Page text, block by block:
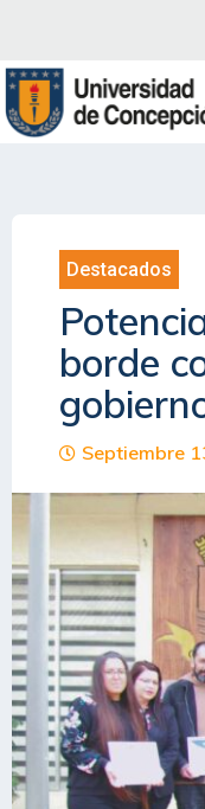
Saltar
al
contenido
Destacados
borde
Septiembre